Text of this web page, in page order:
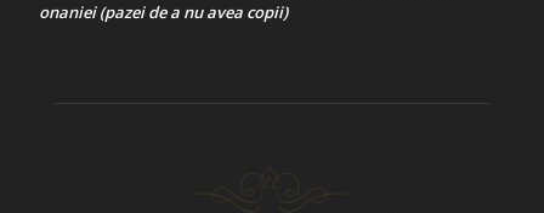
onaniei (pazei de a nu avea copii)